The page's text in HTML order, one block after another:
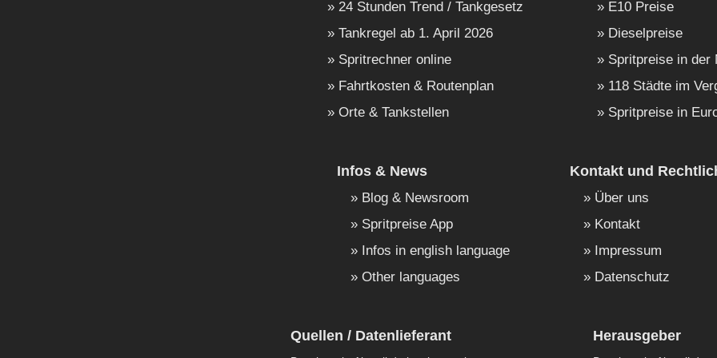
24 Stunden Trend / Tankgesetz
Tankregel ab 1. April 2026
Spritrechner online
Fahrtkosten & Routenplan
Orte & Tankstellen
E10 Preise
Dieselpreise
Spritpreise in der
118 Städte im
Spritpreise in
Infos & News
Blog & Newsroom
Spritpreise App
Infos in english language
Other languages
Kontakt und
Über uns
Kontakt
Impressum
Datenschutz
Quellen / Datenlieferant Herausgeber